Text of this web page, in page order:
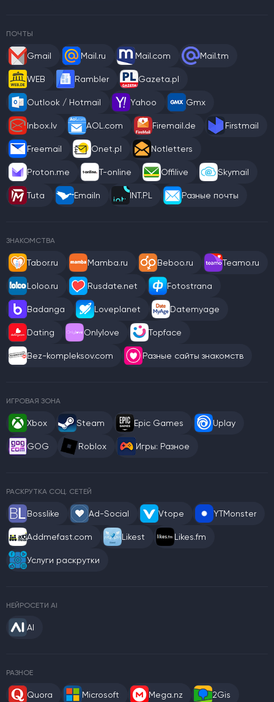
ПОЧТЫ
Gmail Mail.ru Mail.com Mail.tm
WEB Rambler Gazeta.pl
Outlook / Hotmail Yahoo Gmx
Inbox.lv AOL.com Firemail.de Firstmail
Freemail Onet.pl Notletters
Proton.me T-online Offilive Skymail
Tuta Emailn INT.PL Разные почты
ЗНАКОМСТВА
Tabor.ru Mamba.ru Beboo.ru Teamo.ru
Loloo.ru Rusdate.net Fotostrana
Badanga Loveplanet Datemyage
Dating Onlylove Topface
Bez-kompleksov.com Разные сайты знакомств
ИГРОВАЯ ЗОНА
Xbox Steam Epic Games Uplay
GOG Roblox Игры: Разное
РАСКРУТКА СОЦ. СЕТЕЙ
Bosslike Ad-Social Vtope YTMonster
Addmefast.com Likest Likes.fm
Услуги раскрутки
НЕЙРОСЕТИ AI
AI
РАЗНОЕ
Quora Microsoft Mega.nz 2Gis